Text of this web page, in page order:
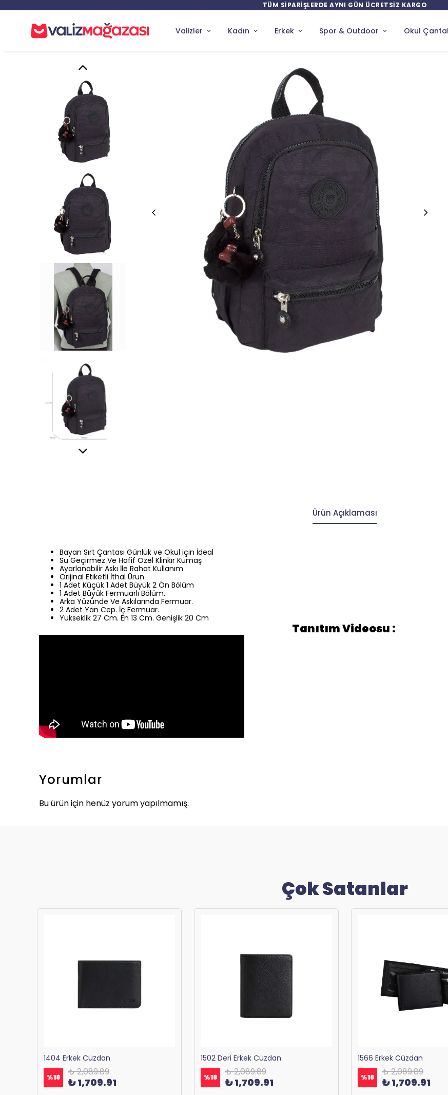
TÜM SİPARİŞLERDE AYNI GÜN ÜCRETSİZ KARGO
Valizler Kadın Erkek Spor & Outdoor Okul
Ürün Açıklaması
Bayan Sırt Çantası Günlük ve Okul için İdeal
Su Geçirmez Ve Hafif Özel Klinkır Kumaş
Ayarlanabilir Askı İle Rahat Kullanım
Orijinal Etiketli İthal Ürün
1 Adet Küçük 1 Adet Büyük 2 Ön Bölüm
1 Adet Büyük Fermuarlı Bölüm.
Arka Yüzünde Ve Askılarında Fermuar.
2 Adet Yan Cep. İç Fermuar.
Yükseklik 27 Cm. En 13 Cm. Genişlik 20 Cm
Tanıtım Videosu :
Yorumlar
Bu ürün için henüz yorum yapılmamış.
Çok Satanlar
1404 Erkek Cüzdan
%18 ₺ 2,089.89
₺ 1,709.91
1502 Deri Erkek Cüzdan
%18 ₺ 2,089.89
₺ 1,709.91
1566 Erkek Cüzdan
%18 ₺ 2,089.89
₺ 1,709.91